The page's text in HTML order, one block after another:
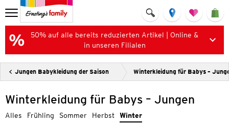
50% auf alle bereits reduzierten Artikel | Online &
in unseren Filialen
Jungen Babykleidung der Saison Winterkleidung für Babys –
Winterkleidung für Babys – Jungen
Alles Frühling Sommer Herbst Winter